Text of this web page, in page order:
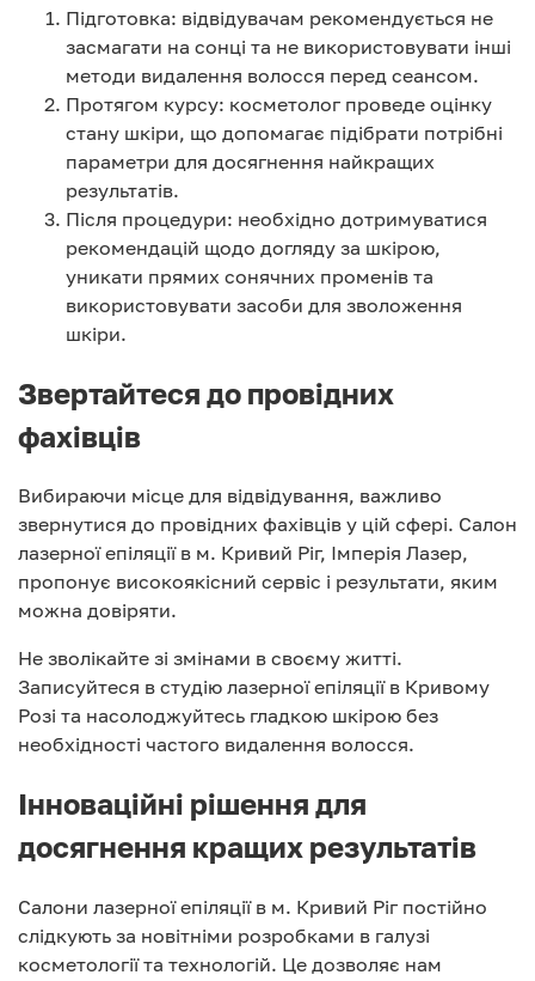
Підготовка: відвідувачам рекомендується не
засмагати на сонці та не використовувати інші
методи видалення волосся перед сеансом.
Протягом курсу: косметолог проведе оцінку
стану шкіри, що допомагає підібрати потрібні
параметри для досягнення найкращих
результатів.
Після процедури: необхідно дотримуватися
рекомендацій щодо догляду за шкірою,
уникати прямих сонячних променів та
використовувати засоби для зволоження
шкіри.
Звертайтеся до провідних
фахівців
Вибираючи місце для відвідування, важливо
звернутися до провідних фахівців у цій сфері. Салон
лазерної епіляції в м. Кривий Ріг, Імперія Лазер,
пропонує високоякісний сервіс і результати, яким
можна довіряти.
Не зволікайте зі змінами в своєму житті.
Записуйтеся в студію лазерної епіляції в Кривому
Розі та насолоджуйтесь гладкою шкірою без
необхідності частого видалення волосся.
Інноваційні рішення для
досягнення кращих результатів
Салони лазерної епіляції в м. Кривий Ріг постійно
слідкують за новітніми розробками в галузі
косметології та технологій. Це дозволяє нам